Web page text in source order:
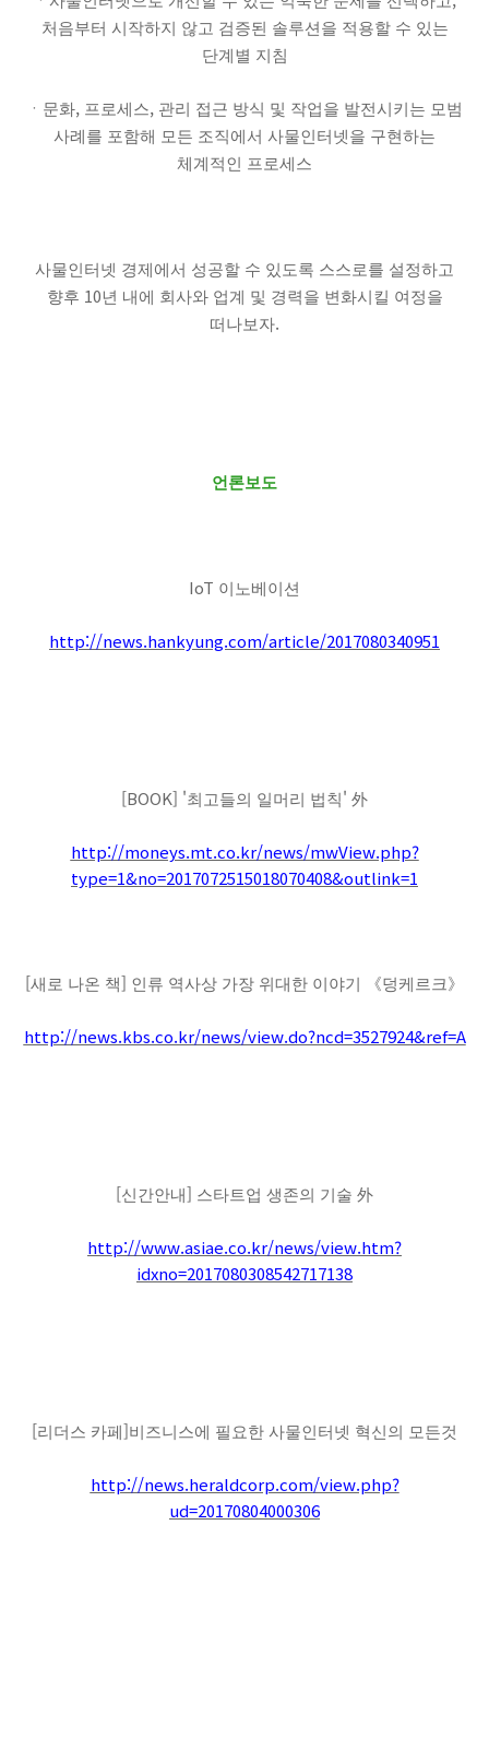
처음부터 시작하지 않고 검증된 솔루션을 적용할 수 있는
단계별 지침
ㆍ문화, 프로세스, 관리 접근 방식 및 작업을 발전시키는 모범
사례를 포함해 모든 조직에서 사물인터넷을 구현하는
체계적인 프로세스
사물인터넷 경제에서 성공할 수 있도록 스스로를 설정하고
향후 10년 내에 회사와 업계 및 경력을 변화시킬 여정을
떠나보자.
언론보도
IoT 이노베이션
http://news.hankyung.com/article/2017080340951
[BOOK] '최고들의 일머리 법칙' 外
http://moneys.mt.co.kr/news/mwView.php?
type=1&no=2017072515018070408&outlink=1
[새로 나온 책] 인류 역사상 가장 위대한 이야기 《덩케르크》
http://news.kbs.co.kr/news/view.do?ncd=3527924&ref=A
[신간안내] 스타트업 생존의 기술 外
http://www.asiae.co.kr/news/view.htm?
idxno=2017080308542717138
[리더스 카페 ]비즈니스에 필요한 사물인터넷 혁신의 모든것
http://news.heraldcorp.com/view.php?
ud=20170804000306